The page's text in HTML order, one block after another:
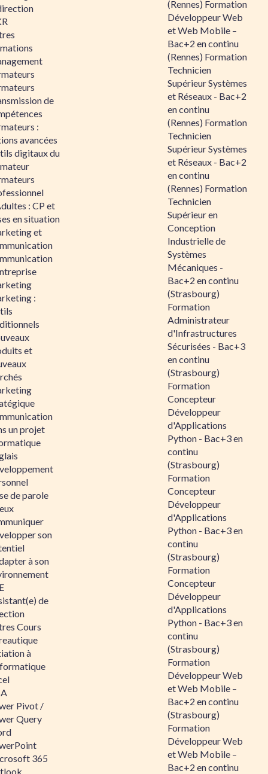
de
:
avancées
digitaux du
: CP et
en situation
et
:
et
un projet
de parole
son
à son
de
Cours
à
Pivot /
Query
365
(Rennes) Formation
Développeur Web
et Web Mobile –
Bac+2 en continu
(Rennes) Formation
Technicien
Supérieur Systèmes
et Réseaux - Bac+2
en continu
(Rennes) Formation
Technicien
Supérieur Systèmes
et Réseaux - Bac+2
en continu
(Rennes) Formation
Technicien
Supérieur en
Conception
Industrielle de
Systèmes
Mécaniques -
Bac+2 en continu
(Strasbourg)
Formation
Administrateur
d'Infrastructures
Sécurisées - Bac+3
en continu
(Strasbourg)
Formation
Concepteur
Développeur
d'Applications
Python - Bac+3 en
continu
(Strasbourg)
Formation
Concepteur
Développeur
d'Applications
Python - Bac+3 en
continu
(Strasbourg)
Formation
Concepteur
Développeur
d'Applications
Python - Bac+3 en
continu
(Strasbourg)
Formation
Développeur Web
et Web Mobile –
Bac+2 en continu
(Strasbourg)
Formation
Développeur Web
et Web Mobile –
Bac+2 en continu